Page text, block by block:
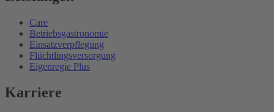
Care
Betriebsgastronomie
Einsatzverpflegung
Flüchtlingsversorgung
Eigenregie Plus
Karriere